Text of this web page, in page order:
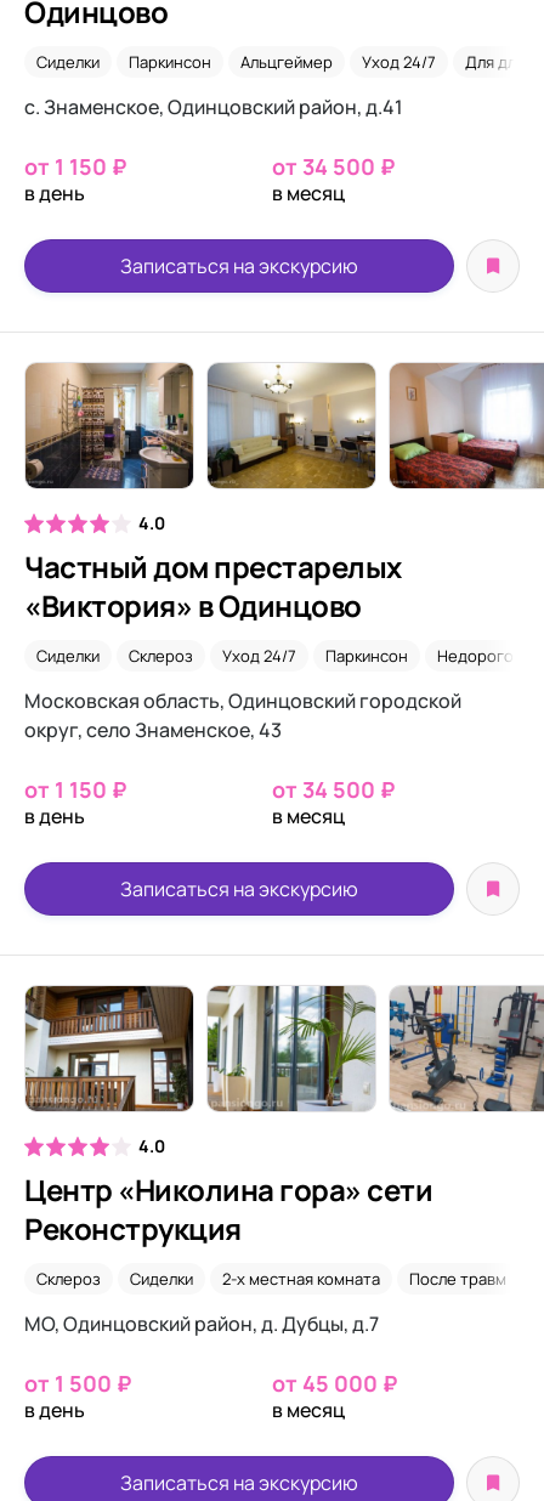
Одинцово
Сиделки Паркинсон Альцгеймер Уход 24/7 Для
с. Знаменское, Одинцовский район, д.41
от 1 150 ₽
в день
от 34 500 ₽
в месяц
Записаться на экскурсию
4.0
Частный дом престарелых
«Виктория» в Одинцово
Сиделки Склероз Уход 24/7 Паркинсон Недорого
Московская область, Одинцовский городской
округ, село Знаменское, 43
от 1 150 ₽
в день
от 34 500 ₽
в месяц
Записаться на экскурсию
4.0
Центр «Николина гора» сети
Реконструкция
Склероз Сиделки 2-х местная комната После травм
МО, Одинцовский район, д. Дубцы, д.7
от 1 500 ₽
в день
от 45 000 ₽
в месяц
Записаться на экскурсию